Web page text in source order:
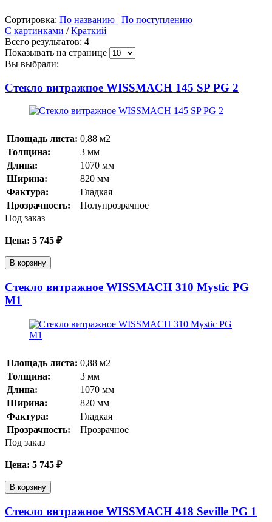
Сортировка: По названию | По поступлению
С картинками /Краткий
Всего результатов: 4
Показывать на странице
Вы выбрали:
Стекло витражное WISSMACH 145 SP PG 2
Площадь листа: 0,88 м2
Толщина:
3 мм
Длина:
1070 мм
Ширина:
820 мм
Фактура:
Гладкая
Прозрачность:
Полупрозрачное
Под заказ
Цена: 5 745 ₽
В корзину
Стекло витражное WISSMACH 310 Mystic PG
M1
Площадь листа: 0,88 м2
Толщина:
3 мм
Длина:
1070 мм
Ширина:
820 мм
Фактура:
Гладкая
Прозрачность:
Прозрачное
Под заказ
Цена: 5 745 ₽
В корзину
Стекло витражное WISSMACH 418 Seville PG 1